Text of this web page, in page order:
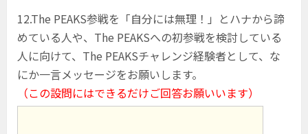
12.The PEAKS参戦を「自分には無理！」とハナから諦
めている人や、The PEAKSへの初参戦を検討している
人に向けて、The PEAKSチャレンジ経験者として、な
にか一言メッセージをお願いします。
（この設問にはできるだけご回答お願いいます）